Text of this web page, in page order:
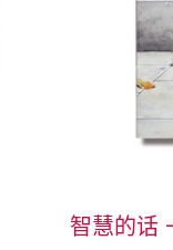
智慧的话